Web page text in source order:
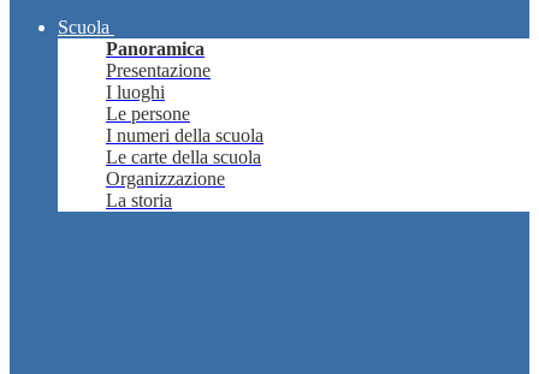
Scuola
Panoramica
Presentazione
I luoghi
Le persone
I numeri della scuola
Le carte della scuola
Organizzazione
La storia